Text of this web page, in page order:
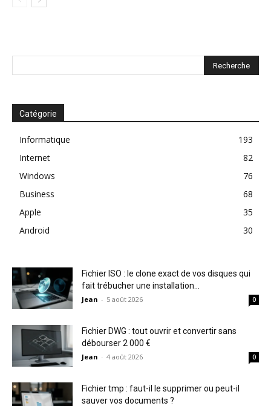
Catégorie
Informatique
193
Internet
82
Windows
76
Business
68
Apple
35
Android
30
Fichier ISO : le clone exact de vos disques qui
fait trébucher une installation...
Jean - 5 août 2026 0
Fichier DWG : tout ouvrir et convertir sans
débourser 2 000 €
Jean - 4 août 2026 0
Fichier tmp : faut-il le supprimer ou peut-il
sauver vos documents ?